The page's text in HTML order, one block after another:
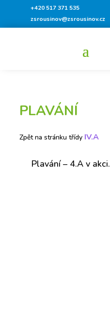
+420 517 371 535
zsrousinov@zsrousinov.cz
PLAVÁNÍ
Zpět na stránku třídy IV.A
Plavání – 4.A v akci.